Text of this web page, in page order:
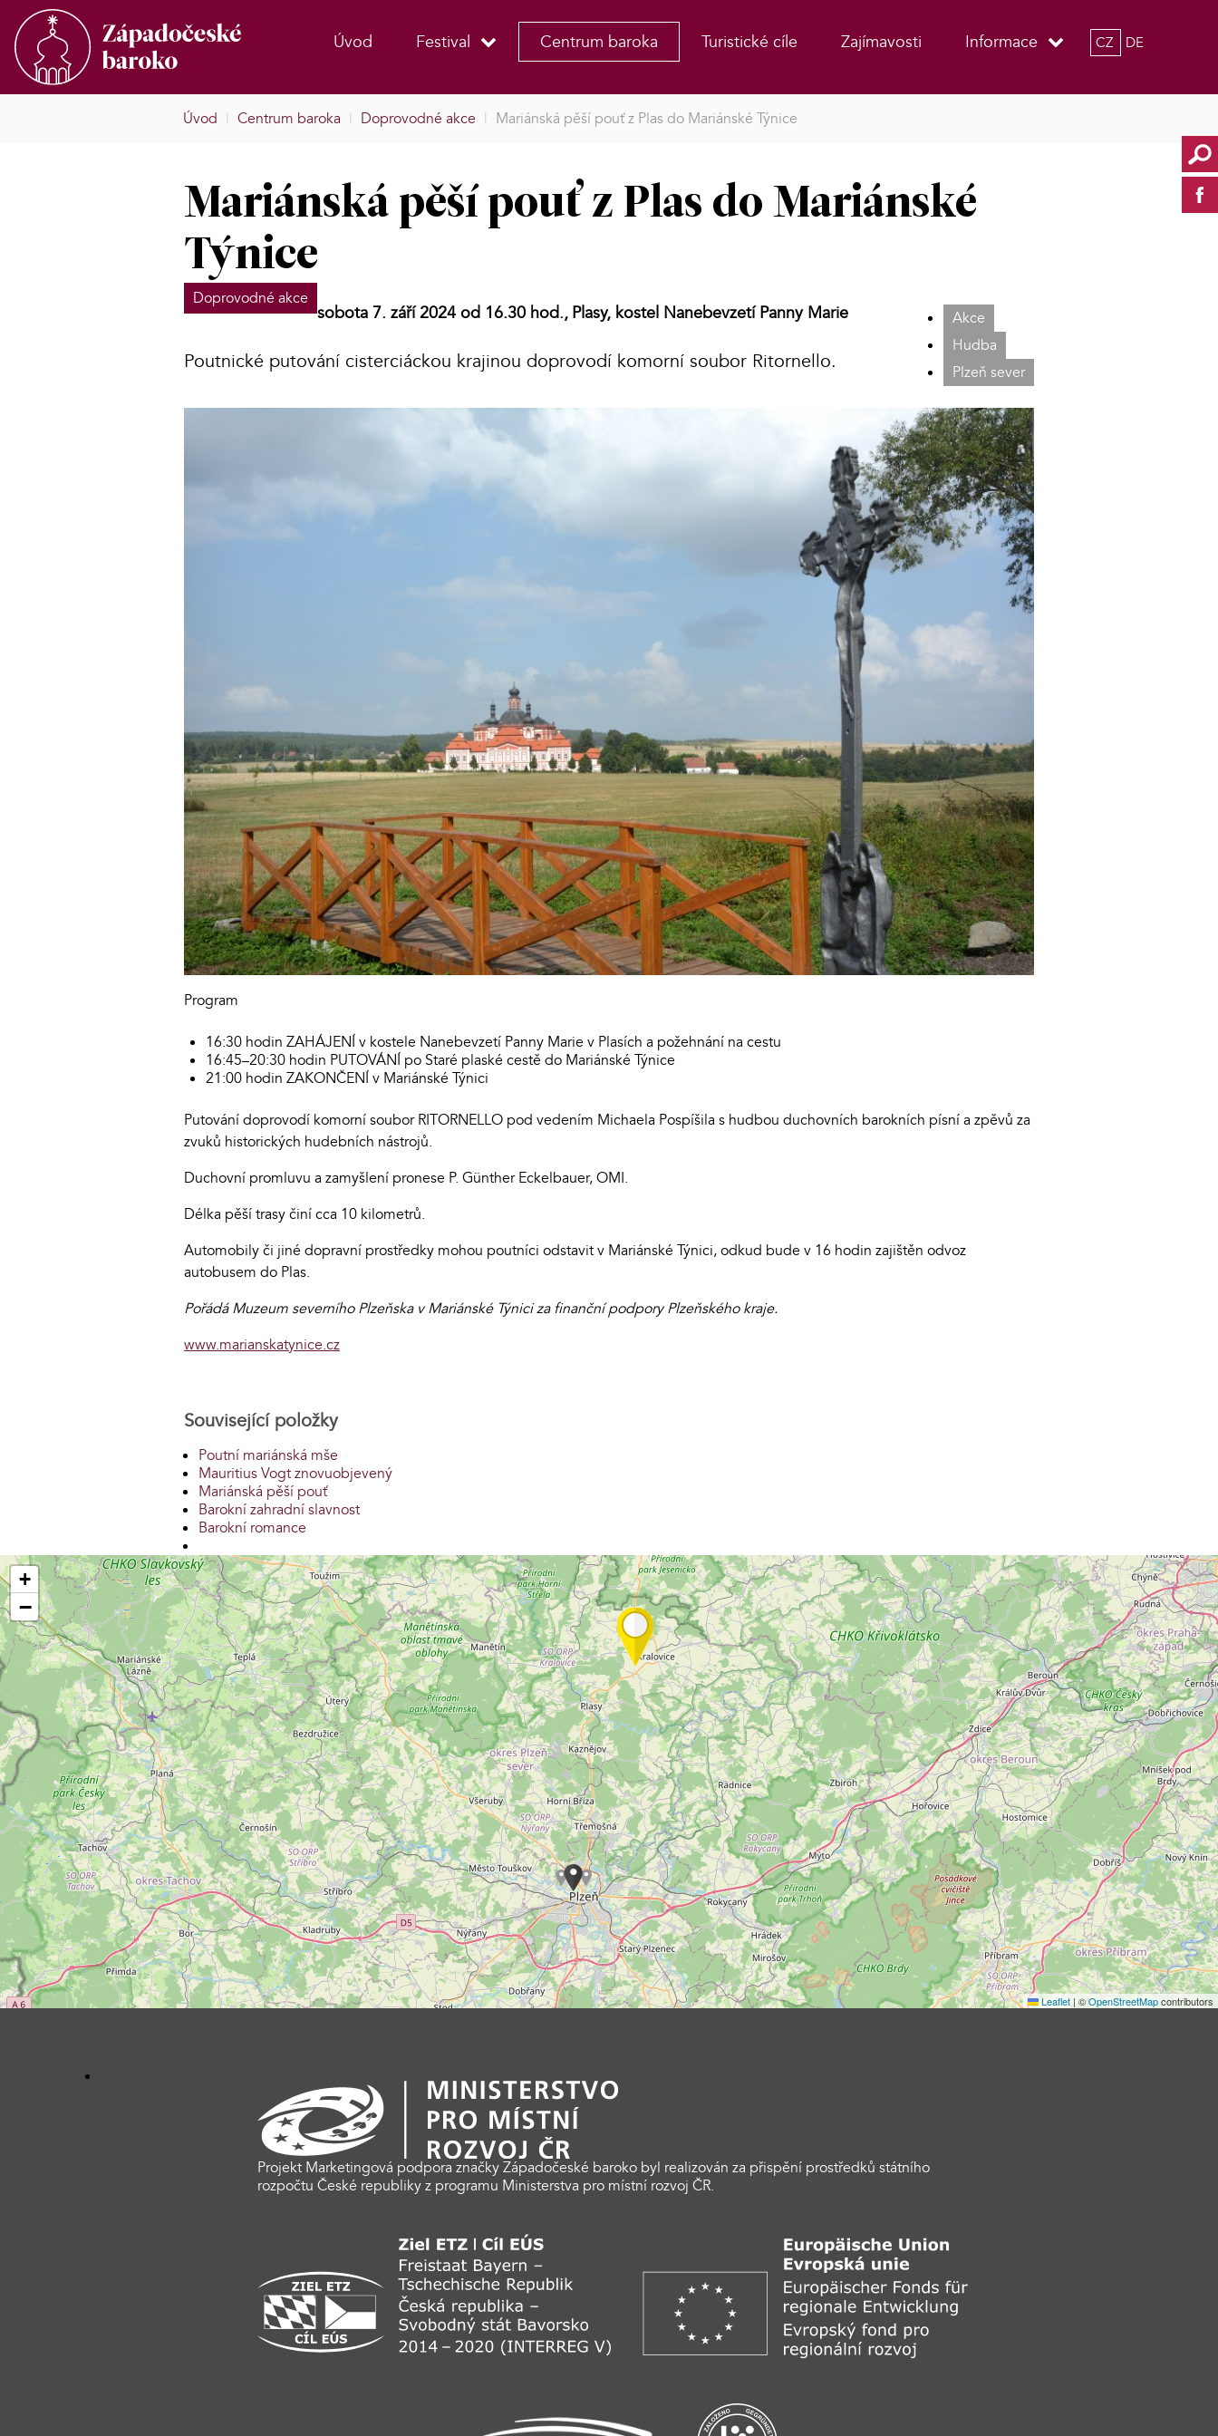
Úvod Festival Centrum baroka Turistické cíle Zajímavosti Informace CZ DE
Úvod | Centrum baroka | Doprovodné akce | Mariánská pěší pouť z Plas do Mariánské Týnice
Mariánská pěší pouť z Plas do Mariánské
Týnice
Doprovodné akce
Akce
Hudba
Plzeň sever
sobota 7. září 2024 od 16.30 hod., Plasy, kostel Nanebevzetí Panny Marie
Poutnické putování cisterciáckou krajinou doprovodí komorní soubor Ritornello.
Program
16:30 hodin ZAHÁJENÍ v kostele Nanebevzetí Panny Marie v Plasích a požehnání na cestu
16:45–20:30 hodin PUTOVÁNÍ po Staré plaské cestě do Mariánské Týnice
21:00 hodin ZAKONČENÍ v Mariánské Týnici
Putování doprovodí komorní soubor RITORNELLO pod vedením Michaela Pospíšila s hudbou duchovních barokních písní a zpěvů za
zvuků historických hudebních nástrojů.
Duchovní promluvu a zamyšlení pronese P. Günther Eckelbauer, OMI.
Délka pěší trasy činí cca 10 kilometrů.
Automobily či jiné dopravní prostředky mohou poutníci odstavit v Mariánské Týnici, odkud bude v 16 hodin zajištěn odvoz
autobusem do Plas.
Pořádá Muzeum severního Plzeňska v Mariánské Týnici za finanční podpory Plzeňského kraje.
www.marianskatynice.cz
Související položky
Poutní mariánská mše
Mauritius Vogt znovuobjevený
Mariánská pěší pouť
Barokní zahradní slavnost
Barokní romance
+
−
Leaflet | ©OpenStreetMapcontributors
Projekt Marketingová podpora značky Západočeské baroko byl realizován za přispění prostředků státního
rozpočtu České republiky z programu Ministerstva pro místní rozvoj ČR.